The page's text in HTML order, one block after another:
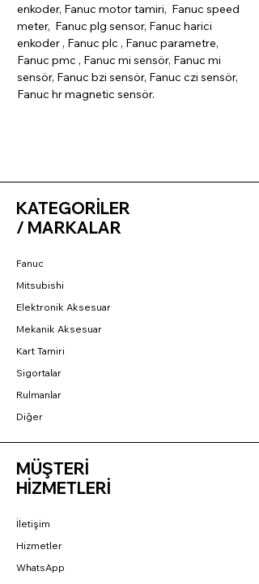
enkoder, Fanuc motor tamiri, Fanuc speed
meter, Fanuc plg sensor, Fanuc harici
enkoder , Fanuc plc , Fanuc parametre,
Fanuc pmc , Fanuc mi sensör, Fanuc mi
sensör, Fanuc bzi sensör, Fanuc czi sensör,
Fanuc hr magnetic sensör.
KATEGORİLER
/ MARKALAR
Fanuc
Mitsubishi
Elektronik Aksesuar
Mekanik Aksesuar
Kart Tamiri
Sigortalar
Rulmanlar
Diğer
MÜŞTERİ
HİZMETLERİ
İletişim
Hizmetler
WhatsApp